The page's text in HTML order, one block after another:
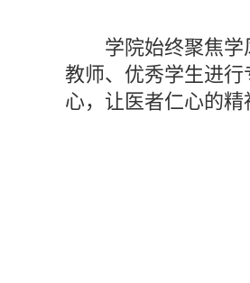
学院始终聚焦
教师、优秀学生进
心，让医者仁心的精